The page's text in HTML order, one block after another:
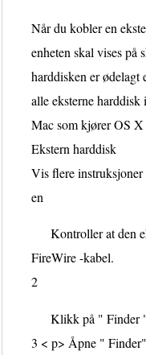
Når du kobler en
enheten skal vises på
harddisken er
alle eksterne
Mac som kjører OS X
Ekstern harddisk
Vis flere instruksjoner
en
Kontroller at den
FireWire -kabel.
2
Klikk på " Finder
3 < p> Åpne " Finder"